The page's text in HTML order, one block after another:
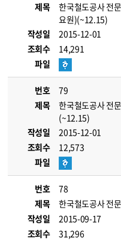
제목
한국철도공사 전
요원)(~12.15)
작성일
2015-12-01
조회수
14,291
파일
번호
79
제목
한국철도공사 전
(~12.15)
작성일
2015-12-01
조회수
12,573
파일
번호
78
제목
한국철도공사 전
작성일
2015-09-17
조회수
31,296